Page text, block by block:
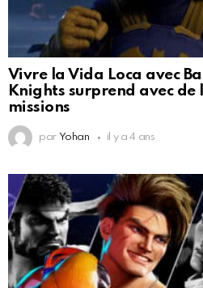
Vivre la Vida Loca avec
Knights surprend avec de
missions
par Yohan il y a 4 ans